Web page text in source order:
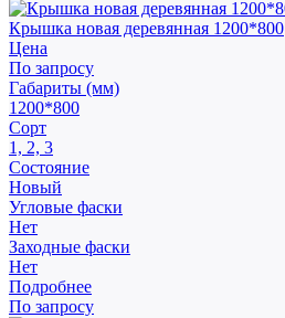
Крышка новая деревянная 1200*800
Цена
По запросу
Габариты (мм)
1200*800
Сорт
1, 2, 3
Состояние
Новый
Угловые фаски
Нет
Заходные фаски
Нет
Подробнее
По запросу